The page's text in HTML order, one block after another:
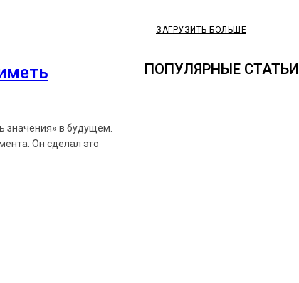
значения» в будущем.
Он сделал это
ЗАГРУЗИТЬ БОЛЬШЕ
ПОПУЛЯРНЫЕ СТАТЬИ